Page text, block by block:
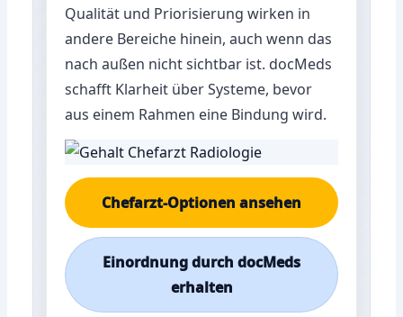
Qualität und Priorisierung wirken in
andere Bereiche hinein, auch wenn das
nach außen nicht sichtbar ist. docMeds
schafft Klarheit über Systeme, bevor
aus einem Rahmen eine Bindung wird.
Chefarzt-Optionen ansehen
Einordnung durch docMeds
erhalten